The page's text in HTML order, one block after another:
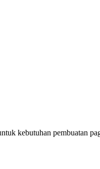
kebutuhan pembuatan